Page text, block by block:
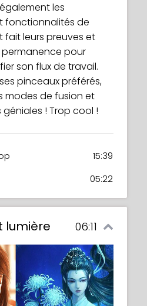
les
fonctionnalités de
leurs preuves et
permanence pour
son flux de travail.
pinceaux préférés,
modes de fusion et
! Trop cool !
15:39
05:22
lumière 06:11